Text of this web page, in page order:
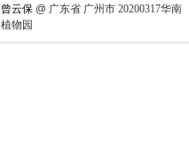
曾云保 @ 广东省 广州市 20200317华南
植物园